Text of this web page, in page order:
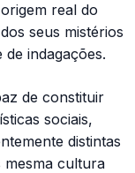
real do
seus mistérios
indagações.
de constituir
sociais,
distintas
mesma cultura